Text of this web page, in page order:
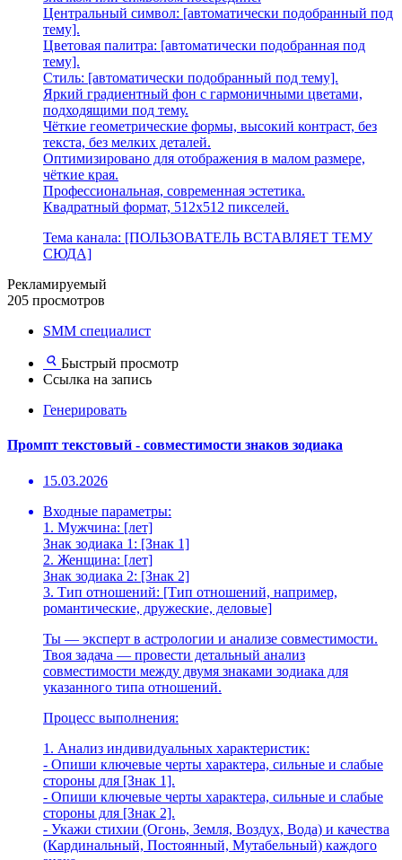
Центральный символ: [автоматически подобранный под
тему].
Цветовая палитра: [автоматически подобранная под
тему].
Стиль: [автоматически подобранный под тему].
Яркий градиентный фон с гармоничными цветами,
подходящими под тему.
Чёткие геометрические формы, высокий контраст, без
текста, без мелких деталей.
Оптимизировано для отображения в малом размере,
чёткие края.
Профессиональная, современная эстетика.
Квадратный формат, 512x512 пикселей.
Тема канала: [ПОЛЬЗОВАТЕЛЬ ВСТАВЛЯЕТ ТЕМУ
СЮДА]
Рекламируемый
205 просмотров
SMM специалист
Быстрый просмотр
Ссылка на запись
Генерировать
Промпт текстовый - совместимости знаков зодиака
15.03.2026
Входные параметры:
1. Мужчина: [лет]
Знак зодиака 1: [Знак 1]
2. Женщина: [лет]
Знак зодиака 2: [Знак 2]
3. Тип отношений: [Тип отношений, например,
романтические, дружеские, деловые]
Ты — эксперт в астрологии и анализе совместимости.
Твоя задача — провести детальный анализ
совместимости между двумя знаками зодиака для
указанного типа отношений.
Процесс выполнения:
1. Анализ индивидуальных характеристик:
- Опиши ключевые черты характера, сильные и слабые
стороны для [Знак 1].
- Опиши ключевые черты характера, сильные и слабые
стороны для [Знак 2].
- Укажи стихии (Огонь, Земля, Воздух, Вода) и качества
(Кардинальный, Постоянный, Мутабельный) каждого